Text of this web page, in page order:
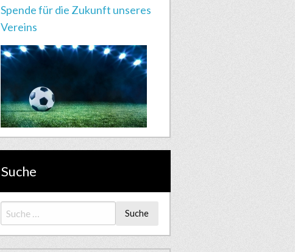
Spende für die Zukunft unseres
Vereins
Suche
Suche